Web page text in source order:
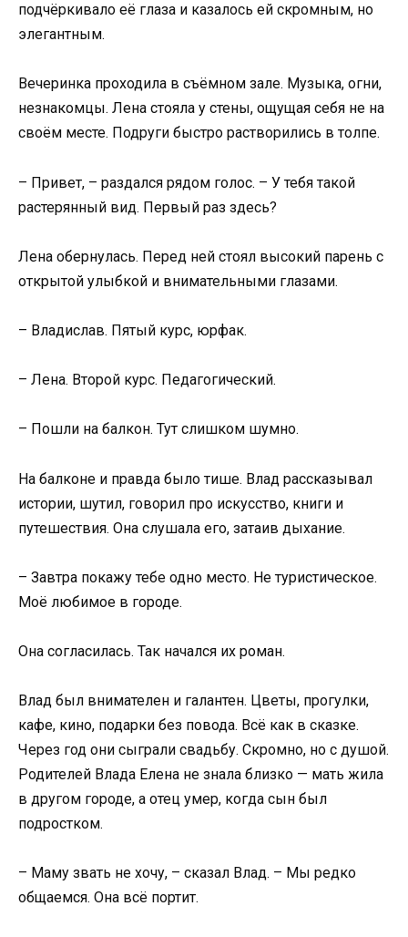
подчёркивало её глаза и казалось ей скромным, но
элегантным.
Вечеринка проходила в съёмном зале. Музыка, огни,
незнакомцы. Лена стояла у стены, ощущая себя не на
своём месте. Подруги быстро растворились в толпе.
– Привет, – раздался рядом голос. – У тебя такой
растерянный вид. Первый раз здесь?
Лена обернулась. Перед ней стоял высокий парень с
открытой улыбкой и внимательными глазами.
– Владислав. Пятый курс, юрфак.
– Лена. Второй курс. Педагогический.
– Пошли на балкон. Тут слишком шумно.
На балконе и правда было тише. Влад рассказывал
истории, шутил, говорил про искусство, книги и
путешествия. Она слушала его, затаив дыхание.
– Завтра покажу тебе одно место. Не туристическое.
Моё любимое в городе.
Она согласилась. Так начался их роман.
Влад был внимателен и галантен. Цветы, прогулки,
кафе, кино, подарки без повода. Всё как в сказке.
Через год они сыграли свадьбу. Скромно, но с душой.
Родителей Влада Елена не знала близко — мать жила
в другом городе, а отец умер, когда сын был
подростком.
– Маму звать не хочу, – сказал Влад. – Мы редко
общаемся. Она всё портит.